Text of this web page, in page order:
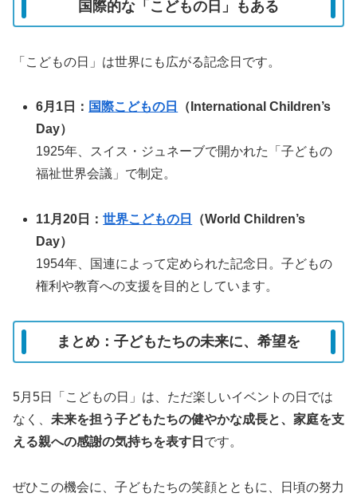
国際的な「こどもの日」もある
「こどもの日」は世界にも広がる記念日です。
6月1日： 国際こどもの日
（International Children’s
Day）
1925年、スイス・ジュネーブで開かれた「子どもの
福祉世界会議」で制定。
11月20日：世界こどもの日
（World Children’s
Day）
1954年、国連によって定められた記念日。子どもの
権利や教育への支援を目的としています。
まとめ：子どもたちの未来に、希望を
5月5日「こどもの日」は、ただ楽しいイベントの日では
なく、 未来を担う子どもたちの健やかな成長と、家庭を支
える親への感謝の気持ちを表す日 です。
ぜひこの機会に、子どもたちの笑顔とともに、日頃の努力